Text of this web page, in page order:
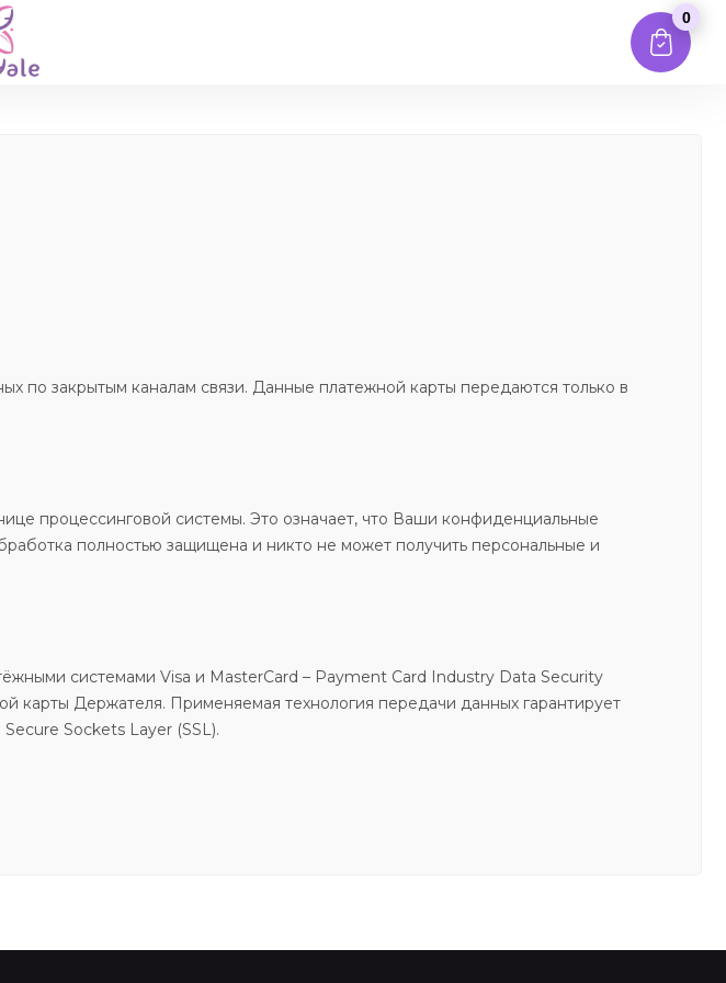
0
закрытым каналам связи. Данные платежной карты передаются только в
процессинговой системы. Это означает, что Ваши конфиденциальные
полностью защищена и никто не может получить персональные и
системами Visa и MasterCard – Payment Card Industry Data Security
карты Держателя. Применяемая технология передачи данных гарантирует
Sockets Layer (SSL).